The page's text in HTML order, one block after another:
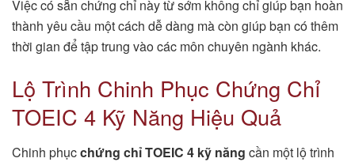
Việc có sẵn chứng chỉ này từ sớm không chỉ giúp bạn hoàn
thành yêu cầu một cách dễ dàng mà còn giúp bạn có thêm
thời gian để tập trung vào các môn chuyên ngành khác.
Lộ Trình Chinh Phục Chứng Chỉ
TOEIC 4 Kỹ Năng Hiệu Quả
Chinh phụcchứng chỉ TOEIC 4 kỹ năng cần một lộ trình